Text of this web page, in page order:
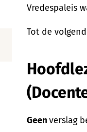
Vredespaleis
Tot de
Geenverslag